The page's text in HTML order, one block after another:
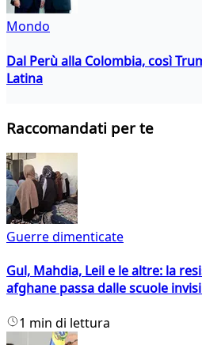
Mondo
Dal Perù alla Colombia, così
Latina
Raccomandati per te
Guerre dimenticate
Gul, Mahdia, Leil e le altre: la
afghane passa dalle scuole
1 min di lettura